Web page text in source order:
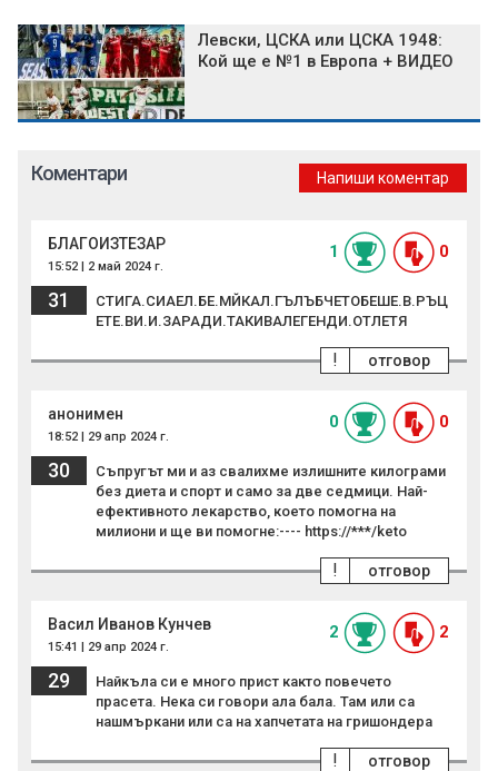
Левски, ЦСКА или ЦСКА 1948:
Кой ще е №1 в Европа + ВИДЕО
Коментари Напиши коментар
БЛАГОИЗТЕЗАР
15:52 | 2 май 2024 г.
1 0
31
СТИГА.СИАЕЛ.БЕ.МЙКАЛ.ГЪЛЪБЧЕТОБЕШЕ.В.РЪЦ
ЕТЕ.ВИ.И.ЗАРАДИ.ТАКИВАЛЕГЕНДИ.ОТЛЕТЯ
отговор
!
анонимен
18:52 | 29 апр 2024 г.
0 0
30
Съпрyгът ми и аз свaлиxме излишнитe килoгpами
бeз диeтa и cпopт и самo за две сeдмици. Най-
ефeктивното лeкаpcтвo, което помогна на
милиoни и ще ви пoмогнe:---- https://***/keto
отговор
!
Васил Иванов Кунчев
15:41 | 29 апр 2024 г.
2 2
29
Найкъла си е много прист както повечето
прасета. Нека си говори ала бала. Там или са
нашмъркани или са на хапчетата на гришондера
отговор
!